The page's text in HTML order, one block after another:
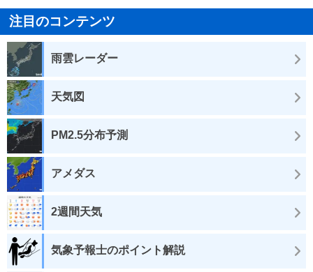
注目のコンテンツ
雨雲レーダー
天気図
PM2.5分布予測
アメダス
2週間天気
気象予報士のポイント解説